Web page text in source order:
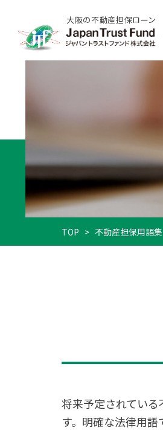
大阪の不動産担保ローン
TOP > 不動産担保用語集
将来予定されてい
す。明確な法律用